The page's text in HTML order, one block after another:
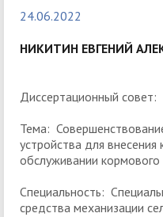
24.06.2022
НИКИТИН ЕВГЕНИЙ
Диссертационный
Тема:
устройства для
обслуживании кормового
Специальность:
средства механизации